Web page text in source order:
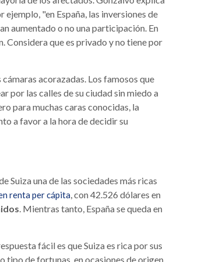
ejemplo, "en España, las inversiones de
aumentado o no una participación. En
Considera que es privado y no tiene por
acorazadas. Los famosos que
por las calles de su ciudad sin miedo a
para muchas caras conocidas, la
a favor a la hora de decidir su
Suiza una de las sociedades más ricas
renta per cápita, con 42.526 dólares en
. Mientras tanto, España se queda en
fácil es que Suiza es rica por sus
tipo de fortunas, en ocasiones de origen